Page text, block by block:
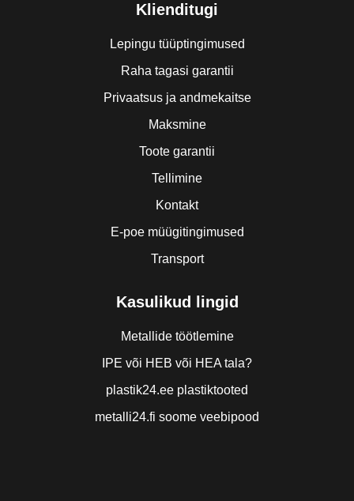
Klienditugi
Lepingu tüüptingimused
Raha tagasi garantii
Privaatsus ja andmekaitse
Maksmine
Toote garantii
Tellimine
Kontakt
E-poe müügitingimused
Transport
Kasulikud lingid
Metallide töötlemine
IPE või HEB või HEA tala?
plastik24.ee plastiktooted
metalli24.fi soome veebipood